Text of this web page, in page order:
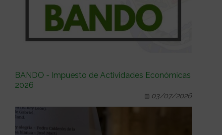
BANDO - Impuesto de Actividades Económicas
2026
03/07/2026